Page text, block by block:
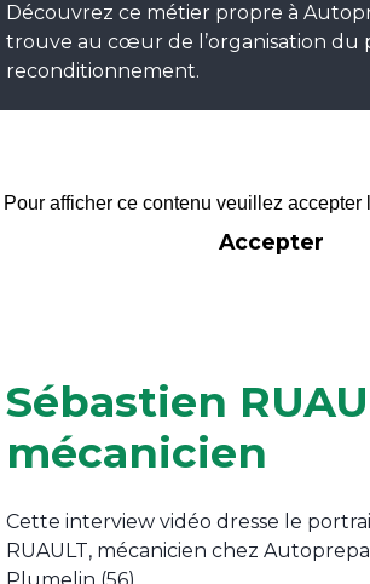
Découvrez ce métier propre à
trouve au cœur de l’organisation du
reconditionnement.
Pour afficher ce contenu veuillez accepter
Accepter
Sébastien
mécanicien
Cette interview vidéo dresse le
RUAULT, mécanicien chez